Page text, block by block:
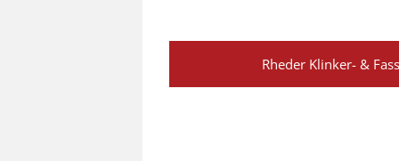
Rheder Klinker- &